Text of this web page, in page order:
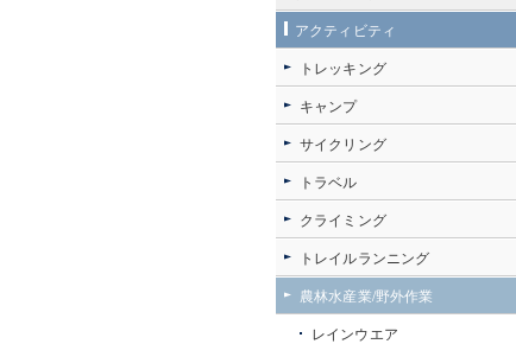
アクティビティ
トレッキング
キャンプ
サイクリング
トラベル
クライミング
トレイルランニング
農林水産業/野外作業
レインウエア